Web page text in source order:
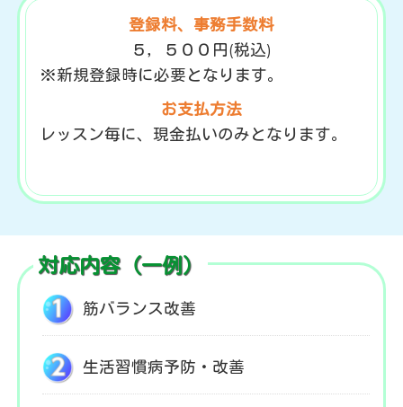
登録料、事務手数料
５，５００円(税込)
※新規登録時に必要となります。
お支払方法
レッスン毎に、現金払いのみとなります。
対応内容（一例）
筋バランス改善
生活習慣病予防・改善